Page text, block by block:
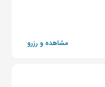
مشاهده و رزرو